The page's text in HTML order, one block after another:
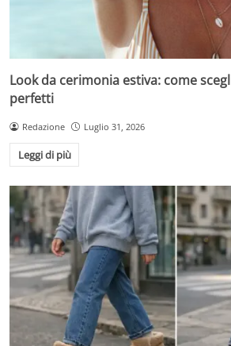
Look da cerimonia estiva: come
perfetti
Redazione Luglio 31, 2026
Leggi di più